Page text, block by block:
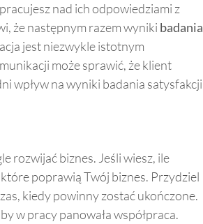
nad ich odpowiedziami z
że następnym razem wyniki badania
jest niezwykle istotnym
może sprawić, że klient
wpływ na wyniki badania satysfakcji
rozwijać biznes. Jeśli wiesz, ile
poprawią Twój biznes. Przydziel
kiedy powinny zostać ukończone.
w pracy panowała współpraca.